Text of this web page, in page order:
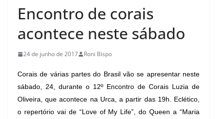
Encontro de corais
acontece neste sábado
24 de junho de 2017 Roni Bispo
Corais de várias partes do Brasil vão se apresentar neste
sábado, 24, durante o 12º Encontro de Corais Luzia de
Oliveira, que acontece na Urca, a partir das 19h. Eclético,
o repertório vai de “Love of My Life”, do Queen a “Maria